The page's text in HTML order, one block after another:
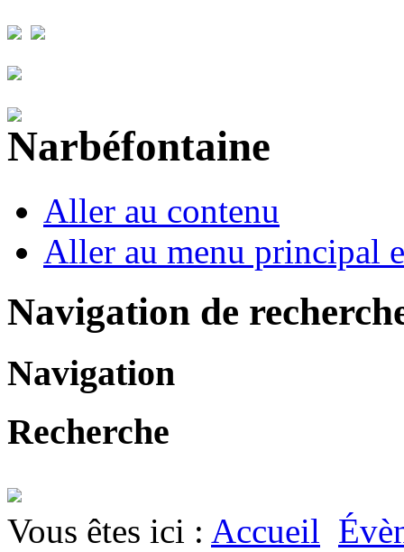
Aller au contenu
Aller au menu principal
Navigation de
Navigation
Recherche
Vous êtes ici : Accueil